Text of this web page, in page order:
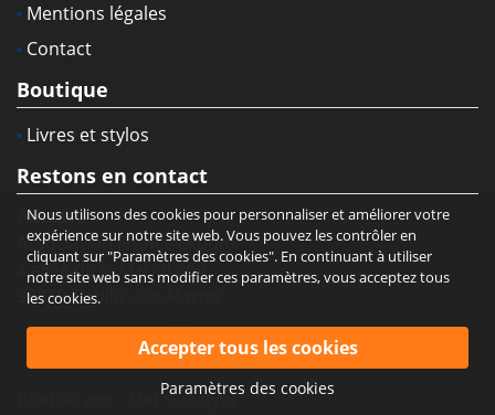
Mentions légales
Contact
Boutique
Livres et stylos
Restons en contact
Adresse :
Association France Ekbom
4 allée de la Marjolaine
93330 Neuilly-sur-Marne
Net Catalyst
Nous utilisons des cookies pour personnaliser et améliorer votre
expérience sur notre site web. Vous pouvez les contrôler en
cliquant sur "Paramètres des cookies". En continuant à utiliser
notre site web sans modifier ces paramètres, vous acceptez tous
les cookies.
Paramètres des cookies